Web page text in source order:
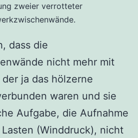
zweier verrotteter
dass die
nicht mehr mit
ja das hölzerne
waren und sie
Aufgabe, die Aufnahme
(Winddruck), nicht